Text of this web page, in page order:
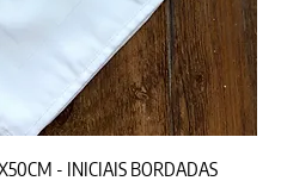
- INICIAIS BORDADAS